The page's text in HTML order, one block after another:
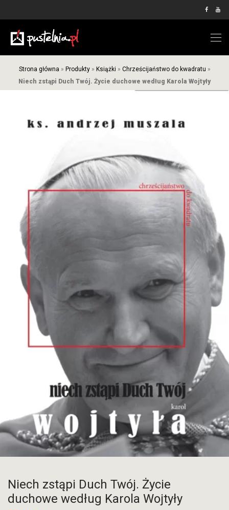
Strona główna » Produkty» Książki » Chrześcijaństwo do kwadratu »
Niech zstąpi Duch Twój. Życie duchowe według Karola Wojtyły
Niech zstąpi Duch Twój. Życie
duchowe według Karola Wojtyły